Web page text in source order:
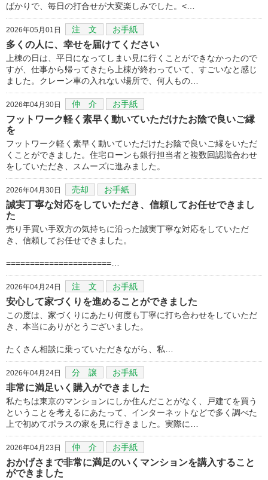
ばかりで、毎日の打合せが大変楽しみでした。<…
2026年05月01日 注 文 お手紙
多くの人に、幸せを届けてください
上棟の日は、平日になってしまい見に行くことができなかったので
すが、仕事から帰ってきたら上棟が終わっていて、すごいなと感じ
ました。クレーン車の入れない場所で、何人もの…
2026年04月30日 仲 介 お手紙
フットワーク軽く素早く動いていただけたお陰で良いご縁
を
フットワーク軽く素早く動いていただけたお陰で良いご縁をいただ
くことができました。住宅ローンも銀行担当者と複数回認識合わせ
をしていただき、スムーズに進みました。
2026年04月30日 売却 お手紙
誠実丁寧な対応をしていただき、信頼してお任せできまし
た
売り手買い手双方の気持ちに沿った誠実丁寧な対応をしていただ
き、信頼してお任せできました。
======================…
2026年04月24日 注 文 お手紙
安心して家づくりを進めることができました
この度は、家づくりにあたり何度も丁寧に打ち合わせをしていただ
き、本当にありがとうございました。
たくさん相談に乗っていただきながら、私…
2026年04月24日 分 譲 お手紙
非常に満足いく購入ができました
私たちは東京のマンションにしか住んだことがなく、戸建てを買う
ということを考えるにあたって、インターネットなどで多く調べた
上で初めてポラスの家を見に行きました。実際に…
2026年04月23日 仲 介 お手紙
おかげさまで非常に満足のいくマンションを講入すること
ができました